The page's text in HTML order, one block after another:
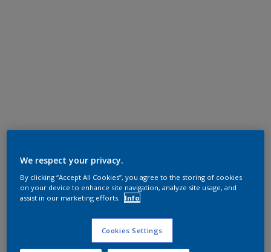
We respect your privacy.
By clicking “Accept All Cookies”, you agree to the storing of cookies
on your device to enhance site navigation, analyze site usage, and
assist in our marketing efforts.
Info
Cookies Settings